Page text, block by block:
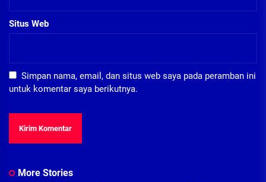
Situs Web
Simpan nama, email, dan situs web saya pada peramban ini
untuk komentar saya berikutnya.
More Stories